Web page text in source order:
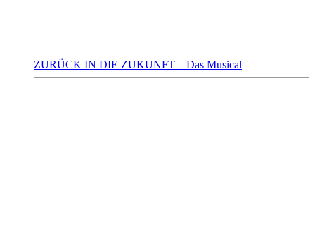
ZURÜCK IN DIE ZUKUNFT – Das Musical